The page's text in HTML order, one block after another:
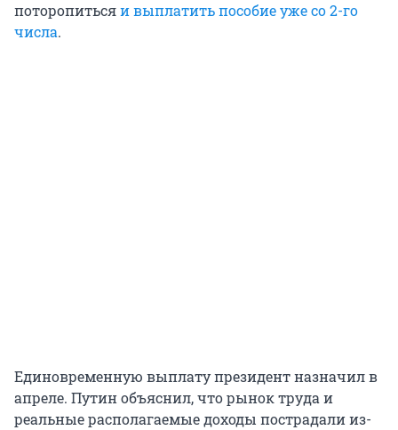
поторопитьсяи выплатить пособие уже со 2-го
числа.
Единовременную выплату президент назначил в
апреле. Путин объяснил, что рынок труда и
реальные располагаемые доходы пострадали из-